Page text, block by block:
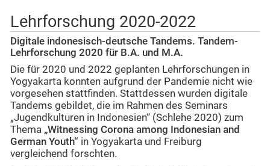
Lehrforschung 2020-2022
Digitale indonesisch-deutsche Tandems. Tandem-
Lehrforschung 2020 für B.A. und M.A.
Die für 2020 und 2022 geplanten Lehrforschungen in
Yogyakarta konnten aufgrund der Pandemie nicht wie
vorgesehen stattfinden. Stattdessen wurden digitale
Tandems gebildet, die im Rahmen des Seminars
„Jugendkulturen in Indonesien“ (Schlehe 2020) zum
Thema „Witnessing Corona among Indonesian and
German Youth“ in Yogyakarta und Freiburg
vergleichend forschten.